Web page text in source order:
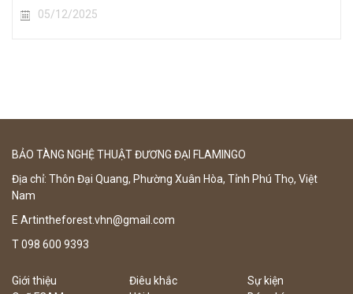
05/12/2025
BẢO TÀNG NGHỆ THUẬT ĐƯƠNG ĐẠI FLAMINGO
Địa chỉ: Thôn Đại Quang, Phường Xuân Hòa, Tỉnh Phú Thọ, Việt
Nam
E Artintheforest.vhn@gmail.com
T098 600 9393
Giới thiệu
Điêu khắc
Sự kiện